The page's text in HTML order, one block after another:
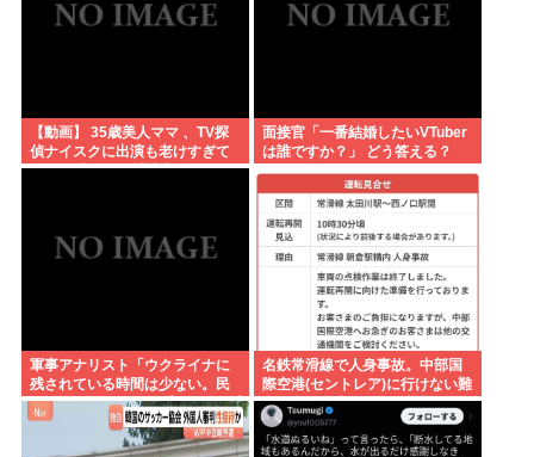
【動画】 35歳美人ママ 、TV探
偵ナイスクに出演も老けすぎて
いる48歳だろと誹謗中傷
面接官「一番結婚したいVTuber
は誰ですか？」 どう答える？
軍事アナリスト「ウクライナに
残されている時間は少ない。民
間施設テロではなくプランBやプ
ランCを発動すべき」
名鉄常滑線で人身事故。中部国
際空港(セントレア)に行けない難
民が多数発生している模様